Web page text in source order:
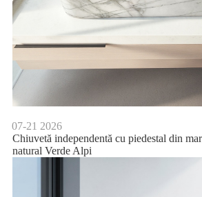
07-21 2026
Chiuvetă independentă cu piedestal din
natural Verde Alpi